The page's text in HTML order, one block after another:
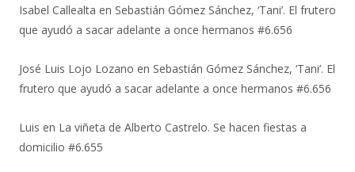
Isabel Callealta en Sebastián Gómez Sánchez, ‘Tani’. El frutero
que ayudó a sacar adelante a once hermanos #6.656
José Luis Lojo Lozano en Sebastián Gómez Sánchez, ‘Tani’. El
frutero que ayudó a sacar adelante a once hermanos #6.656
Luis en La viñeta de Alberto Castrelo. Se hacen fiestas a
domicilio #6.655